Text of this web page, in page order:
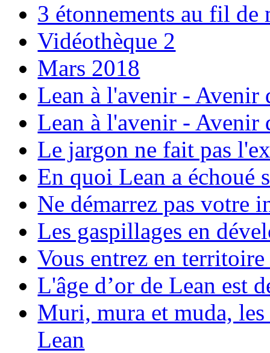
3 étonnements au fil de
Vidéothèque 2
Mars 2018
Lean à l'avenir - Avenir
Lean à l'avenir - Avenir
Le jargon ne fait pas
En quoi Lean a échoué
Ne démarrez pas votre
Les gaspillages en
Vous entrez en
L'âge d’or de Lean est
Muri, mura et muda,
Lean